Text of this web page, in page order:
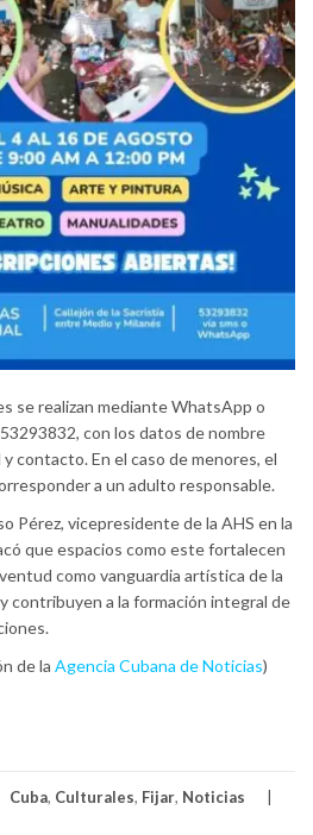
se realizan mediante WhatsApp o
con los datos de nombre
contacto. En el caso de menores, el
a un adulto responsable.
Pérez, vicepresidente de la AHS en la
que espacios como este fortalecen
como vanguardia artística de la
contribuyen a la formación integral de
de la Agencia Cubana de Noticias)
Cuba, Culturales, Fijar, Noticias